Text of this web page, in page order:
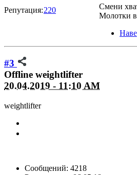
Репутация:220
Смени
Молотки
#3
Offline weightlifter
20.04.2019 - 11:10 AM
weightlifter
Сообщений: 4218